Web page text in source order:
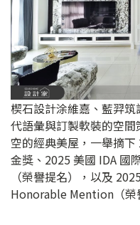
楔石設計涂維嘉、藍羿
代語彙與訂製軟裝的空
空的經典美屋，一舉摘
金獎、2025 美國 IDA
（榮譽提名），以及
Honorable Mention（榮